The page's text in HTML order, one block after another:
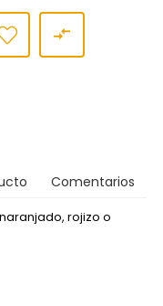

Comentarios
rojizo o